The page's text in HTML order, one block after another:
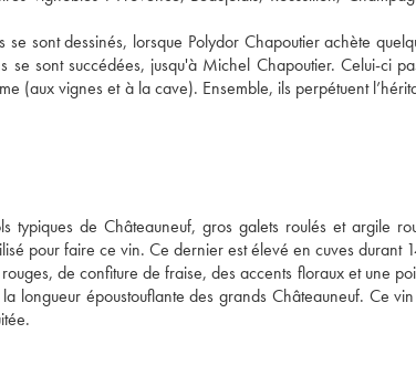
sont dessinés, lorsque Polydor Chapoutier achète
sont succédées, jusqu'à Michel Chapoutier. Celui-ci
(aux vignes et à la cave). Ensemble, ils perpétuent
de Châteauneuf, gros galets roulés et argile
pour faire ce vin. Ce dernier est élevé en cuves durant
de confiture de fraise, des accents floraux et une
longueur époustouflante des grands Châteauneuf. Ce